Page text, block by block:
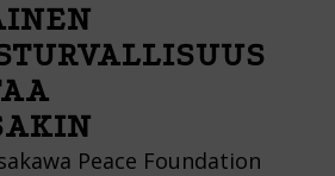
Peace Foundation